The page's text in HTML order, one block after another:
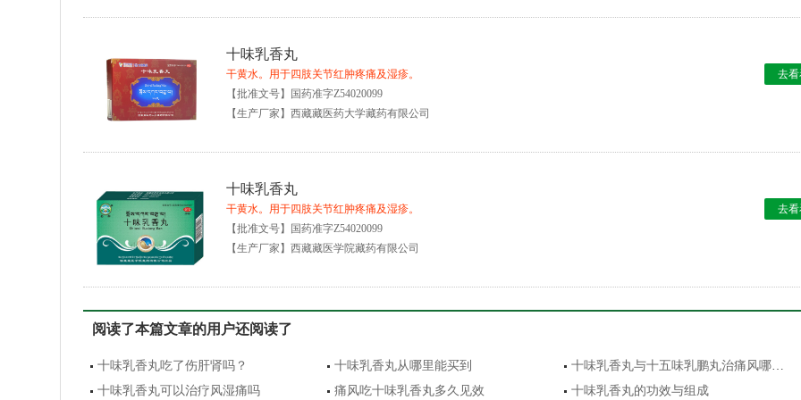
十味乳香丸
干黄水。用于四肢关节红肿疼痛及湿疹。
【批准文号】国药准字Z54020099
【生产厂家】西藏藏医药大学藏药有限公司
去
十味乳香丸
干黄水。用于四肢关节红肿疼痛及湿疹。
【批准文号】国药准字Z54020099
【生产厂家】西藏藏医学院藏药有限公司
去
阅读了本篇文章的用户还阅读了
十味乳香丸吃了伤肝肾吗？ 十味乳香丸从哪里能买到
十味乳香丸与十五味乳鹏丸治痛风哪个好
十味乳香丸可以治疗风湿痛吗
痛风吃十味乳香丸多久见效 十味乳香丸的功效与组成